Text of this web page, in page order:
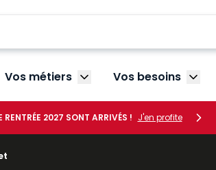
Vos métiers Afficher le sous-menu
Vos besoins
RENTRÉE 2027 SONT ARRIVÉS ! J'en profite